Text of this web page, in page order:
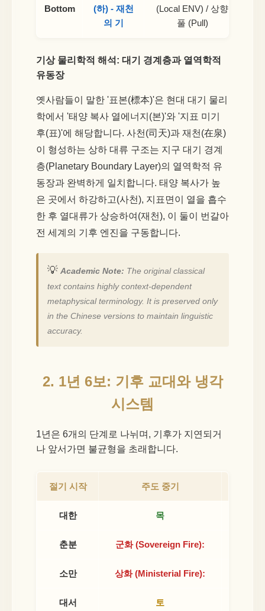
Bottom
(하) - 재천
의 기
(Local ENV) / 상향
풀 (Pull)
기상 물리학적 해석: 대기 경계층과 열역학적
유동장
옛사람들이 말한 '표본(標本)'은 현대 대기 물리
학에서 '태양 복사 열에너지(본)'와 '지표 미기
후(표)'에 해당합니다. 사천(司天)과 재천(在泉)
이 형성하는 상하 대류 구조는 지구 대기 경계
층(Planetary Boundary Layer)의 열역학적 유
동장과 완벽하게 일치합니다. 태양 복사가 높
은 곳에서 하강하고(사천), 지표면이 열을 흡수
한 후 열대류가 상승하여(재천), 이 둘이 번갈아
전 세계의 기후 엔진을 구동합니다.
💡 Academic Note: The original classical
text contains highly context-dependent
metaphysical terminology. It is preserved only
in the Chinese versions to maintain linguistic
accuracy.
2. 1년 6보: 기후 교대와 냉각
시스템
1년은 6개의 단계로 나뉘며, 기후가 지연되거
나 앞서가면 불균형을 초래합니다.
절기 시작 주도 중기
대한 목
춘분 군화 (Sovereign Fire):
소만 상화 (Ministerial Fire):
대서 토